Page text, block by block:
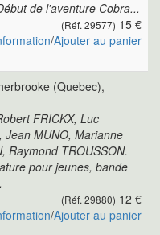
de l'aventure Cobra...
(Réf. 29577) 15 €
/Ajouter au panier
(Quebec),
FRICKX, Luc
Jean MUNO, Marianne
Raymond TROUSSON.
pour jeunes, bande
(Réf. 29880) 12 €
/Ajouter au panier